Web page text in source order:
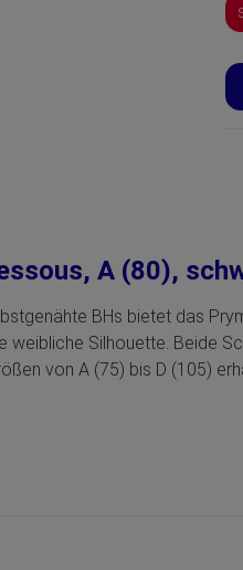
A (80),
BHs bietet das
Silhouette. Beide
von A (75) bis D (105)